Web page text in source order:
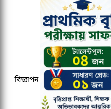
১৫০০
আলোচনায়
কুবির
জকসু
ছাত্রদল
বিজ্ঞাপন